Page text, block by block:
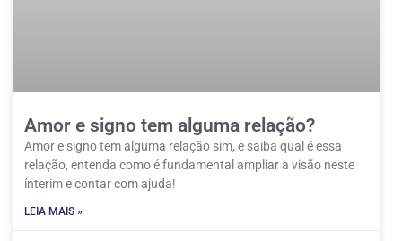
Amor e signo tem alguma relação?
Amor e signo tem alguma relação sim, e saiba qual é essa
relação, entenda como é fundamental ampliar a visão neste
ínterim e contar com ajuda!
LEIA MAIS »